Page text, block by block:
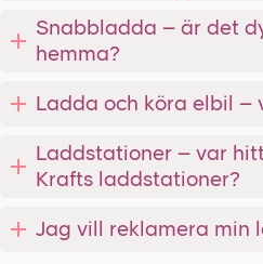
Snabbladda – är det
hemma?
Ladda och köra elbil –
Laddstationer – var
Krafts laddstationer?
Jag vill reklamera min